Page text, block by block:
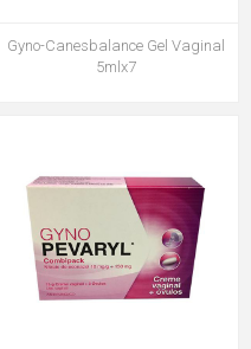
Gyno-Canesbalance Gel Vaginal
5mlx7